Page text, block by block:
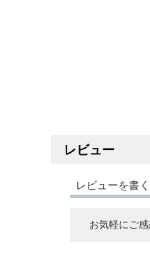
レビュー
レビューを書く
お気軽にご